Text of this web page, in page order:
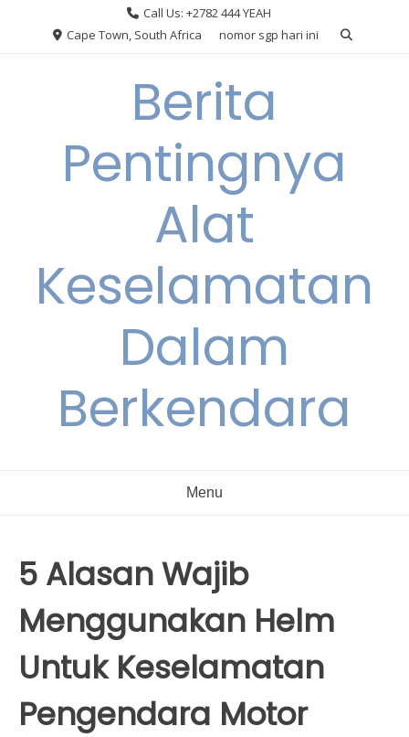
Call Us: +2782 444 YEAH
Cape Town, South Africa
nomor sgp hari ini
Berita
Pentingnya
Alat
Keselamatan
Dalam
Berkendara
Menu
5 Alasan Wajib
Menggunakan Helm
Untuk Keselamatan
Pengendara Motor